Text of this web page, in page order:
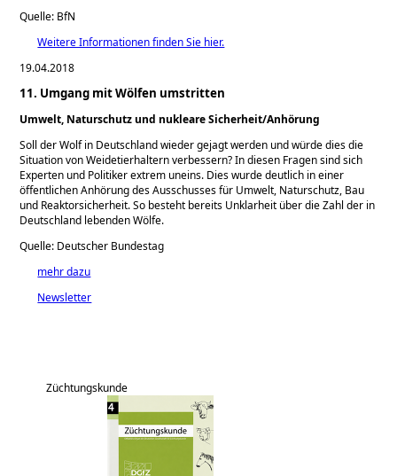
Quelle: BfN
Weitere Informationen finden Sie hier.
19.04.2018
11. Umgang mit Wölfen umstritten
Umwelt, Naturschutz und nukleare Sicherheit/Anhörung
Soll der Wolf in Deutschland wieder gejagt werden und würde dies die
Situation von Weidetierhaltern verbessern? In diesen Fragen sind sich
Experten und Politiker extrem uneins. Dies wurde deutlich in einer
öffentlichen Anhörung des Ausschusses für Umwelt, Naturschutz, Bau
und Reaktorsicherheit. So besteht bereits Unklarheit über die Zahl der in
Deutschland lebenden Wölfe.
Quelle: Deutscher Bundestag
mehr dazu
Newsletter
Züchtungskunde